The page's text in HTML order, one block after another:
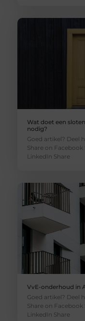
Wat doet een
nodig?
Goed artikel? Deel
Share on
LinkedIn Share
VvE-onderhoud in
Goed artikel? Deel
Share on
LinkedIn Share